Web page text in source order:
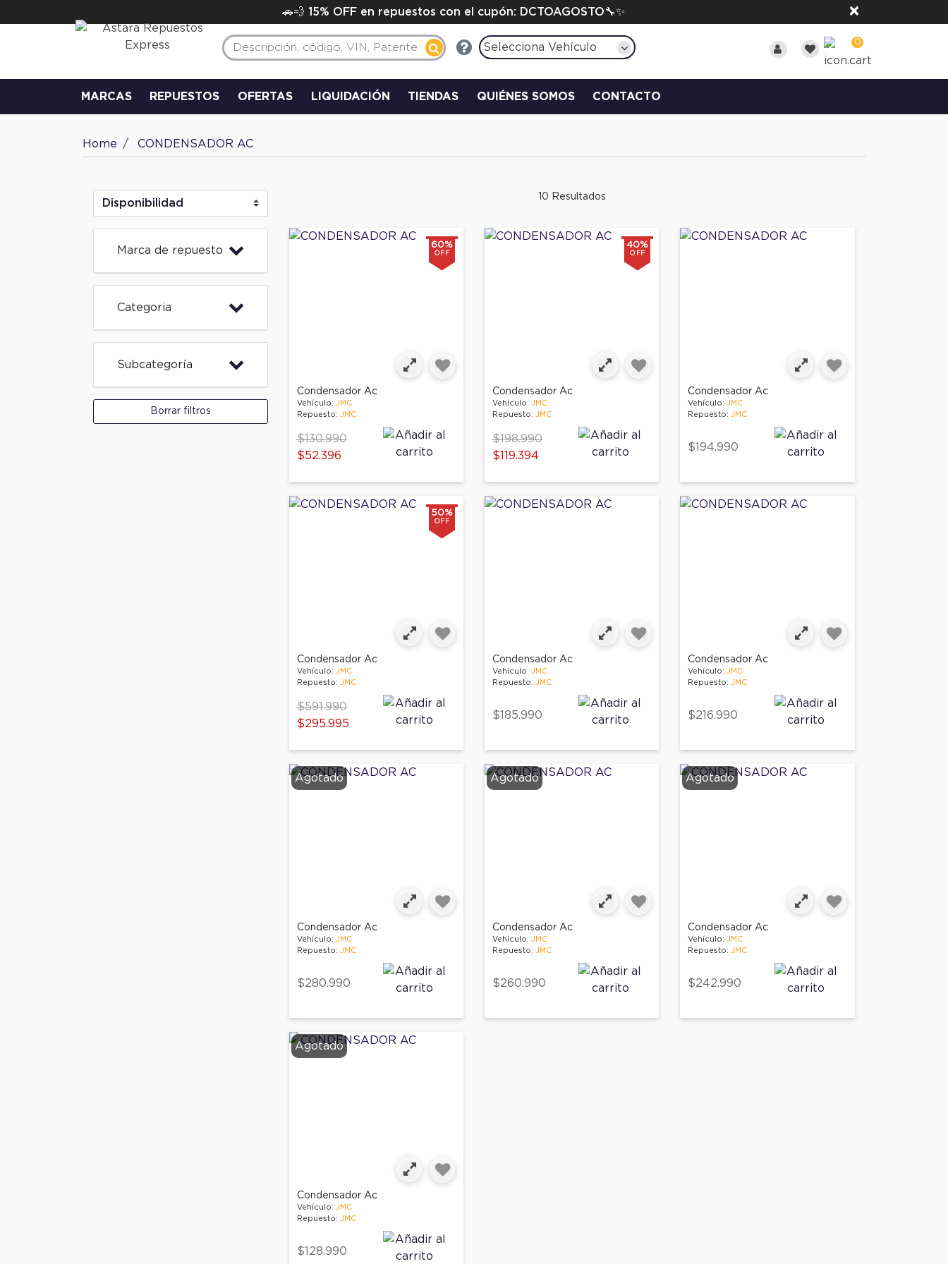
🚗💨 15% OFF en repuestos con el cupón: DCTOAGOSTO🔧✨ ×
Selecciona Vehículo 0
MARCAS REPUESTOS OFERTAS LIQUIDACIÓN TIENDAS QUIÉNES SOMOS CONTACTO
Home CONDENSADOR AC
10 Resultados
Marca de repuesto
Categoria
Subcategoría
Borrar filtros
60%
OFF
Condensador Ac
Vehículo: JMC
Repuesto: JMC
Price reduced from
$130.990to
$52.396
40%
OFF
Condensador Ac
Vehículo: JMC
Repuesto: JMC
Price reduced from
$198.990to
$119.394
Condensador Ac
Vehículo:JMC
Repuesto:JMC
$194.990
50%
OFF
Condensador Ac
Vehículo: JMC
Repuesto: JMC
Price reduced from
$591.990to
$295.995
Condensador Ac
Vehículo: JMC
Repuesto: JMC
$185.990
Condensador Ac
Vehículo:JMC
Repuesto:JMC
$216.990
Agotado
Condensador Ac
Vehículo: JMC
Repuesto: JMC
$280.990
Agotado
Condensador Ac
Vehículo: JMC
Repuesto: JMC
$260.990
Agotado
Condensador Ac
Vehículo:JMC
Repuesto:JMC
$242.990
Agotado
Condensador Ac
Vehículo: JMC
Repuesto: JMC
$128.990